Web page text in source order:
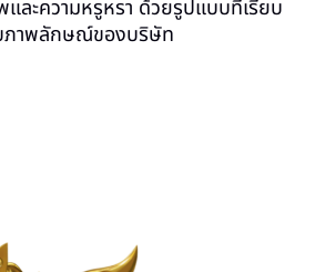
และความหรูหรา ด้วยรูปแบบที่เรียบ
ภาพลักษณ์ของบริษัท